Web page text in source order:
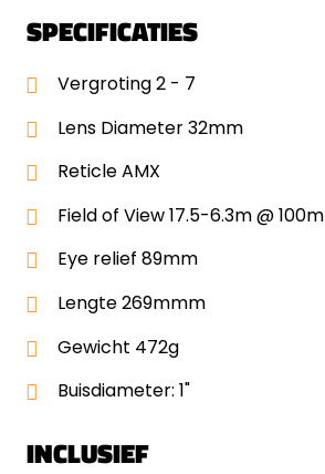
SPECIFICATIES
Vergroting 2 - 7
Lens Diameter 32mm
Reticle AMX
Field of View 17.5-6.3m @ 100m
Eye relief 89mm
Lengte 269mmm
Gewicht 472g
Buisdiameter: 1"
INCLUSIEF